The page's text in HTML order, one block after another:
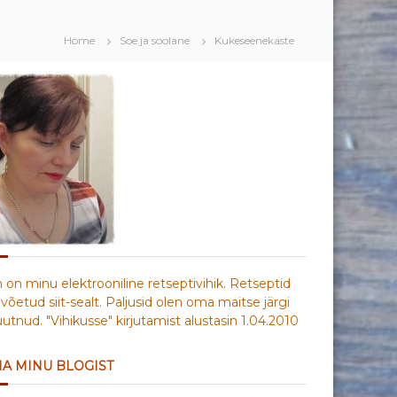
Home Soe ja soolane Kukeseenekaste
on minu elektrooniline retseptivihik. Retseptid
siit-sealt. Paljusid olen oma maitse järgi
"Vihikusse" kirjutamist alustasin 1.04.2010
MINU BLOGIST